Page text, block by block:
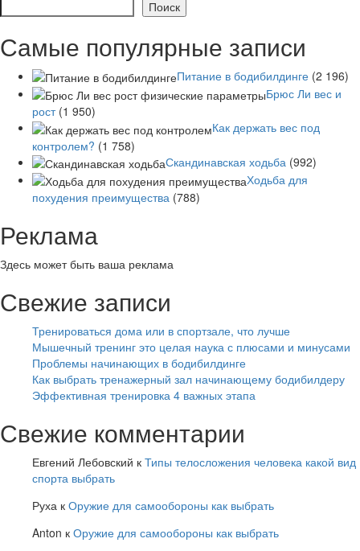
Поиск
Самые популярные записи
Питание в бодибилдинге (2 196)
Брюс Ли вес и
рост (1 950)
Как держать вес под
контролем? (1 758)
Скандинавская ходьба (992)
Ходьба для
похудения преимущества (788)
Реклама
Здесь может быть ваша реклама
Свежие записи
Тренироваться дома или в спортзале, что лучше
Мышечный тренинг это целая наука с плюсами и минусами
Проблемы начинающих в бодибилдинге
Как выбрать тренажерный зал начинающему бодибилдеру
Эффективная тренировка 4 важных этапа
Свежие комментарии
Евгений Лебовский к Типы телосложения человека какой вид
спорта выбрать
Руха к Оружие для самообороны как выбрать
Anton к Оружие для самообороны как выбрать